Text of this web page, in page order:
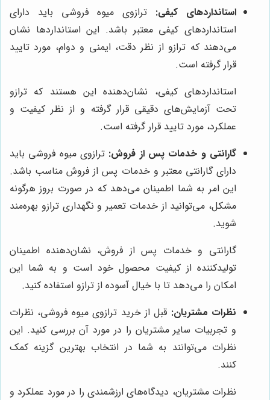
استانداردهای کیفی: ترازوی میوه فروشی باید دارای
استانداردهای کیفی معتبر باشد. این استانداردها نشان
می‌دهند که ترازو از نظر دقت، ایمنی و دوام، مورد تایید
قرار گرفته است.
استانداردهای کیفی، نشان‌دهنده این هستند که ترازو
تحت آزمایش‌های دقیقی قرار گرفته و از نظر کیفیت و
عملکرد، مورد تایید قرار گرفته است.
گارانتی و خدمات پس از فروش: ترازوی میوه فروشی باید
دارای گارانتی معتبر و خدمات پس از فروش مناسب باشد.
این امر به شما اطمینان می‌دهد که در صورت بروز هرگونه
مشکل، می‌توانید از خدمات تعمیر و نگهداری ترازو بهره‌مند
شوید.
گارانتی و خدمات پس از فروش، نشان‌دهنده اطمینان
تولیدکننده از کیفیت محصول خود است و به شما این
امکان را می‌دهد تا با خیال آسوده از ترازو استفاده کنید.
نظرات مشتریان: قبل از خرید ترازوی میوه فروشی، نظرات
و تجربیات سایر مشتریان را در مورد آن بررسی کنید. این
نظرات می‌توانند به شما در انتخاب بهترین گزینه کمک
کنند.
نظرات مشتریان، دیدگاه‌های ارزشمندی را در مورد عملکرد و